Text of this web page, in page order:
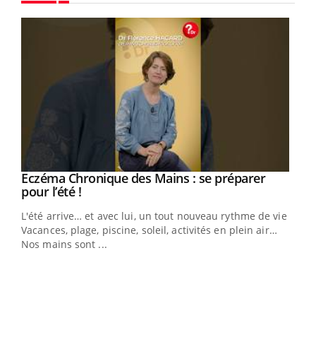
Youtube
Eczéma Chronique des Mains : se préparer
pour l’été !Youtube
L'été arrive… et avec lui, un tout nouveau rythme de vie !
Vacances, plage, piscine, soleil, activités en plein air…
Nos mains sont ...